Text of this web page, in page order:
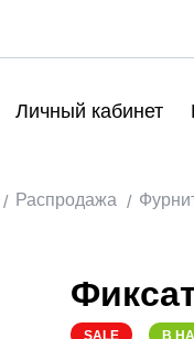
Личный кабинет
Распродажа
SALE В